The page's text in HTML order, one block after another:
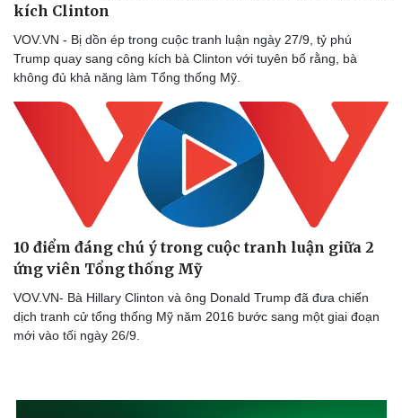
kích Clinton
VOV.VN - Bị dồn ép trong cuộc tranh luận ngày 27/9, tỷ phú
Trump quay sang công kích bà Clinton với tuyên bố rằng, bà
không đủ khả năng làm Tổng thống Mỹ.
10 điểm đáng chú ý trong cuộc tranh luận giữa 2
ứng viên Tổng thống Mỹ
VOV.VN- Bà Hillary Clinton và ông Donald Trump đã đưa chiến
dịch tranh cử tổng thống Mỹ năm 2016 bước sang một giai đoạn
mới vào tối ngày 26/9.